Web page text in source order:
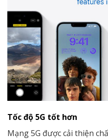
Tốc độ 5G tốt hơn
Mạng 5G được cải thiện